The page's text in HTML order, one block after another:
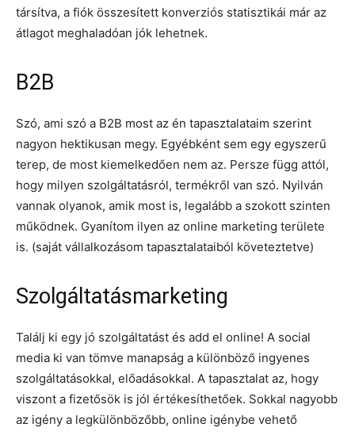
társítva, a fiók összesített konverziós statisztikái már az
átlagot meghaladóan jók lehetnek.
B2B
Szó, ami szó a B2B most az én tapasztalataim szerint
nagyon hektikusan megy. Egyébként sem egy egyszerű
terep, de most kiemelkedően nem az. Persze függ attól,
hogy milyen szolgáltatásról, termékről van szó. Nyilván
vannak olyanok, amik most is, legalább a szokott szinten
működnek. Gyanítom ilyen az online marketing területe
is. (saját vállalkozásom tapasztalataiból követeztetve)
Szolgáltatásmarketing
Találj ki egy jó szolgáltatást és add el online! A social
media ki van tömve manapság a különböző ingyenes
szolgáltatásokkal, előadásokkal. A tapasztalat az, hogy
viszont a fizetősök is jól értékesíthetőek. Sokkal nagyobb
az igény a legkülönbözőbb, online igénybe vehető